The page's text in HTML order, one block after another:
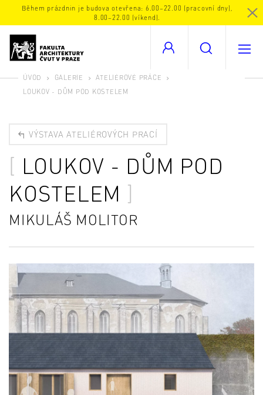
Během prázdnin je budova otevřena: 6.00–22.00 (pracovní dny),
8.00–22.00 (víkend).
ÚVOD GALERIE
ATELIÉROVÉ PRÁCE
LOUKOV - DŮM POD KOSTELEM
VÝSTAVA ATELIÉROVÝCH PRACÍ
LOUKOV - DŮM POD
KOSTELEM
MIKULÁŠ MOLITOR